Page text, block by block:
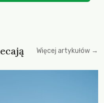
Więcej artykułów →